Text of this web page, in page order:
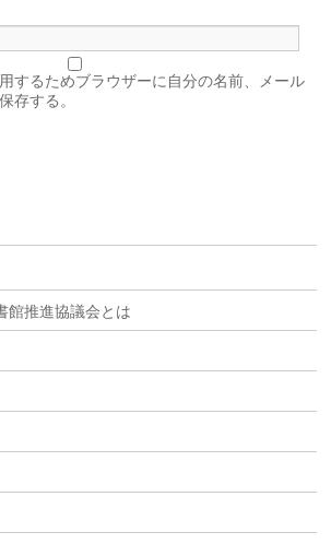
するためブラウザーに自分の名前、メール
存する。
館推進協議会とは